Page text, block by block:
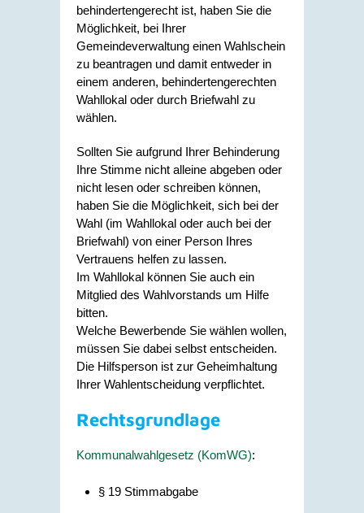
behindertengerecht ist, haben Sie die
Möglichkeit, bei Ihrer
Gemeindeverwaltung einen Wahlschein
zu beantragen und damit entweder in
einem anderen, behindertengerechten
Wahllokal oder durch Briefwahl zu
wählen.
Sollten Sie aufgrund Ihrer Behinderung
Ihre Stimme nicht alleine abgeben oder
nicht lesen oder schreiben können,
haben Sie die Möglichkeit, sich bei der
Wahl (im Wahllokal oder auch bei der
Briefwahl) von einer Person Ihres
Vertrauens helfen zu lassen.
Im Wahllokal können Sie auch ein
Mitglied des Wahlvorstands um Hilfe
bitten.
Welche Bewerbende Sie wählen wollen,
müssen Sie dabei selbst entscheiden.
Die Hilfsperson ist zur Geheimhaltung
Ihrer Wahlentscheidung verpflichtet.
Rechtsgrundlage
Kommunalwahlgesetz (KomWG):
§ 19 Stimmabgabe